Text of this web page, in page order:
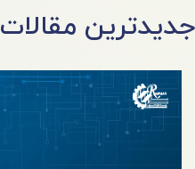
جدیدترین مقالات